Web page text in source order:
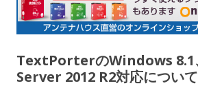
TextPorterのWindows
Server 2012 R2対応について